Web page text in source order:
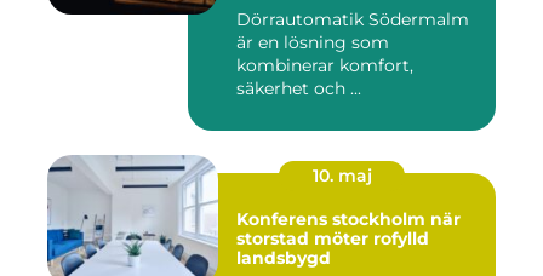
Dörrautomatik Södermalm
är en lösning som
kombinerar komfort,
säkerhet och ...
10. maj
Konferens stockholm när
storstad möter rofylld
landsbygd